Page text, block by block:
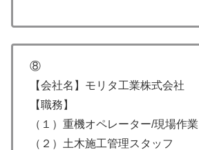
⑧
【会社名】モリタ工業株式会社
【職務】
（１）重機オペレーター/現場作
（２）土木施工管理スタッフ